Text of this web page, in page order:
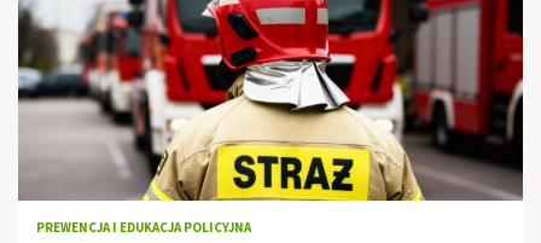
PREWENCJA I EDUKACJA POLICYJNA